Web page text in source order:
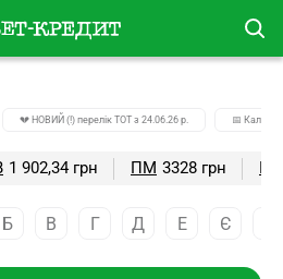
💔 НОВИЙ (!) перелік ТОТ з 24.06.26 р. 📅
1 902,34 грн ПМ 3328 грн
Б В Г Д Е Є